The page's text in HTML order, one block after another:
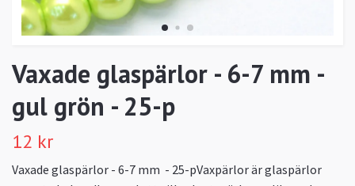
Vaxade glaspärlor - 6-7 mm -
gul grön - 25-p
12 kr
Vaxade glaspärlor - 6-7 mm - 25-pVaxpärlor är glaspärlor